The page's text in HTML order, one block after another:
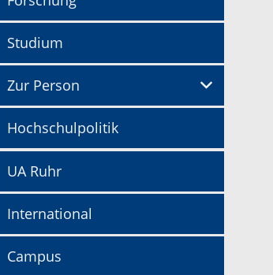
Studium
Zur Person
Hochschulpolitik
UA Ruhr
International
Campus